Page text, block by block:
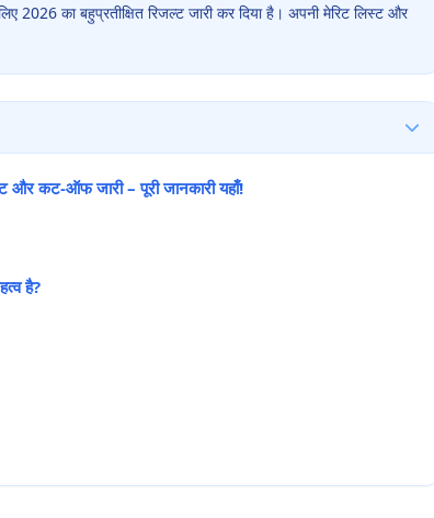
2026 का बहुप्रतीक्षित रिजल्ट जारी कर दिया है। अपनी मेरिट लिस्ट और
और कट-ऑफ जारी – पूरी जानकारी यहाँ!
है?